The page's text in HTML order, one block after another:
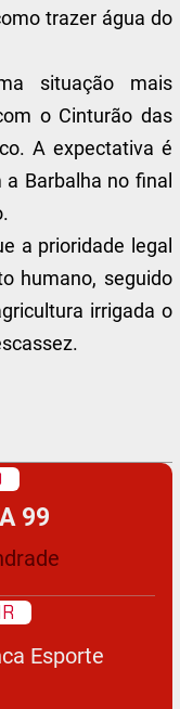
trazer água do
situação mais
o Cinturão das
A expectativa é
Barbalha no final
a prioridade legal
humano, seguido
irrigada o
99
Esporte